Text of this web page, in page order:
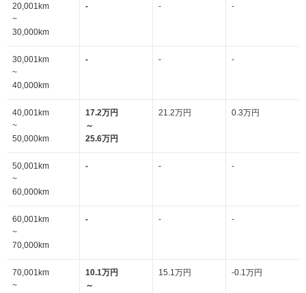
20,001km
~
30,000km
- - -
30,001km
~
40,000km
- - -
40,001km
~
50,000km
17.2万円
～
25.6万円
21.2万円 0.3万円
50,001km
~
60,000km
- - -
60,001km
~
70,000km
- - -
70,001km
~
10.1万円
～
15.1万円 -0.1万円